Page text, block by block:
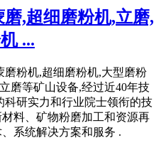
,超细磨粉机,立磨,
...
粉机,超细磨粉机,大型磨粉
磨等矿山设备,经过近40年技
科研实力和行业院士领衔的技
料、矿物粉磨加工和资源再
系统解决方案和服务 .